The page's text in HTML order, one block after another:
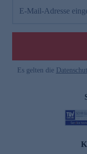
E-Mail-Adresse
Es gelten die